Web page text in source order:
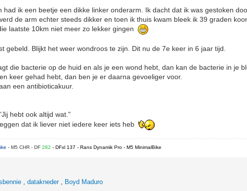
had ik een beetje een dikke linker onderarm. Ik dacht dat ik was gestoken
de arm echter steeds dikker en toen ik thuis kwam bleek ik 39 graden
laatste 10km niet meer zo lekker gingen
gebeld. Blijkt het weer wondroos te zijn. Dit nu de 7e keer in 6 jaar tijd.
die bacterie op de huid en als je een wond hebt, dan kan de bacterie in je
keer gehad hebt, dan ben je er daarna gevoeliger voor.
een antibioticakuur.
hebt ook altijd wat."
dat ik liever niet iedere keer iets heb
- M5 CHR - DF282- DFxl 137 - Rans Dynamik Pro - M5 MinimalBike
,datakneder, Boyd Maduro